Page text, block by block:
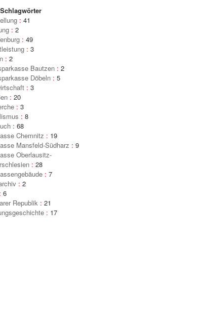
: 41
: 2
: 49
: 3
: 2
Bautzen: 2
Döbeln: 5
: 3
: 20
: 3
: 8
: 68
Chemnitz : 19
Mansfeld-Südharz : 9
Oberlausitz-
: 28
: 7
: 2
6
Republik: 21
: 17